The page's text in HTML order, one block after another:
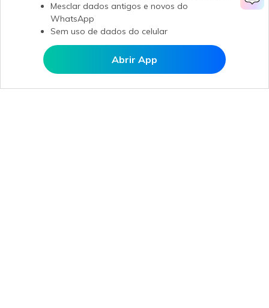
Abrir MobileTrans APP
Mesclar dados antigos e novos do
WhatsApp
Sem uso de dados do celular
Abrir App